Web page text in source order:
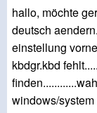
hallo, möchte
deutsch
einstellung
kbdgr.kbd
windows/system